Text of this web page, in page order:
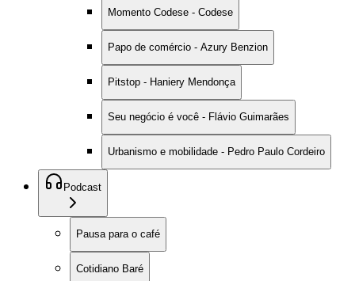
Momento Codese - Codese
Papo de comércio - Azury Benzion
Pitstop - Haniery Mendonça
Seu negócio é você - Flávio Guimarães
Urbanismo e mobilidade - Pedro Paulo Cordeiro
Podcast
Pausa para o café
Cotidiano Baré